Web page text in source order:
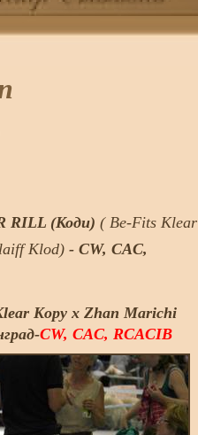
RILL (Коди) ( Be-Fits Klear
Klod) - CW, CAC,
Kopy х Zhan Marichi
CW, CAC, RCACIB